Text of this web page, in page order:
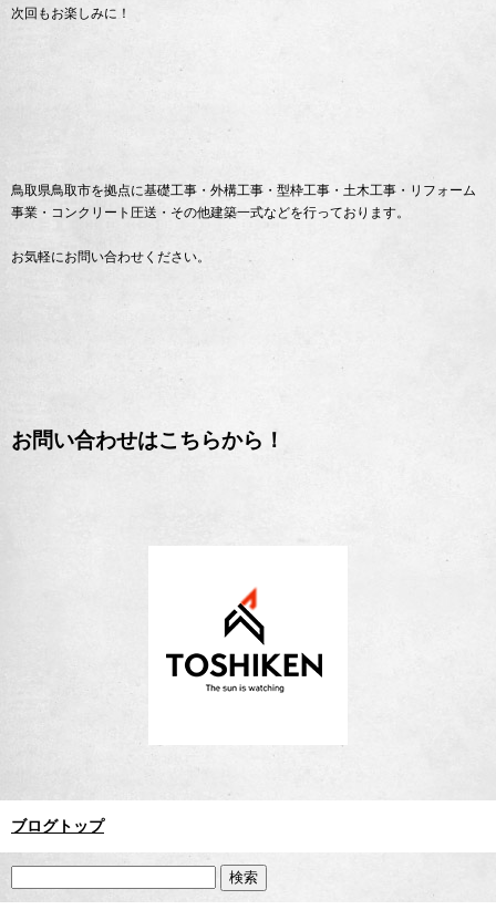
次回もお楽しみに！
鳥取県鳥取市を拠点に基礎工事・外構工事・型枠工事・土木工事・リフォーム
事業・コンクリート圧送・その他建築一式などを行っております。
お気軽にお問い合わせください。
お問い合わせはこちらから！
ブログトップ